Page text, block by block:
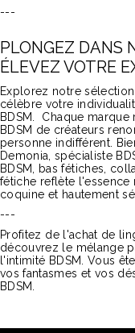
---
PLONGEZ DANS
ÉLEVEZ VOTRE
Explorez notre
célèbre votre
BDSM.
Chaque marque
BDSM de créateurs
personne indifférent.
Demonia, spécialiste
BDSM, bas fétiches,
fétiche reflète l'essence
coquine et hautement
---
Profitez de l'achat de
découvrez le mélange
l'intimité BDSM. Vous
vos fantasmes et vos
BDSM.